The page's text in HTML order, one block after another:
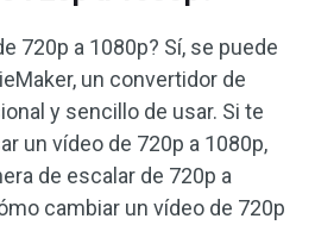
720p a 1080p? Sí, se puede
un convertidor de
y sencillo de usar. Si te
un vídeo de 720p a 1080p,
de escalar de 720p a
cambiar un vídeo de 720p